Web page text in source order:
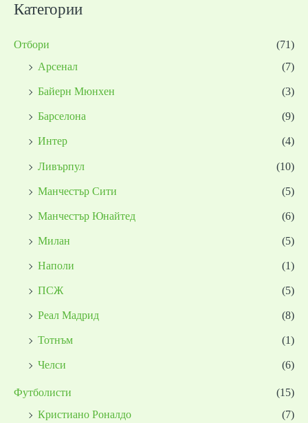
Категории
Отбори
(71)
Арсенал
(7)
Байерн Мюнхен
(3)
Барселона
(9)
Интер
(4)
Ливърпул
(10)
Манчестър Сити
(5)
Манчестър Юнайтед
(6)
Милан
(5)
Наполи
(1)
ПСЖ
(5)
Реал Мадрид
(8)
Тотнъм
(1)
Челси
(6)
Футболисти
(15)
Кристиано Роналдо
(7)